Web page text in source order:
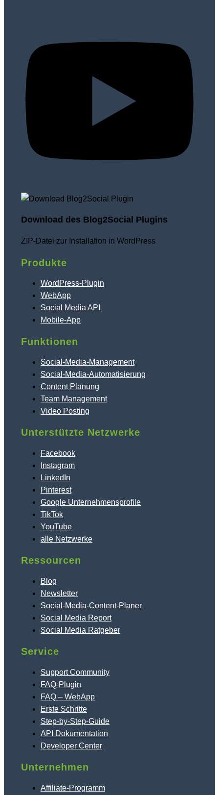
Download des Blog2Social Plugins
ZIP-Datei zur Installation in WordPress
Produkte
WordPress-Plugin
WebApp
Social Media API
Mobile-App
Funktionen
Social-Media-Management
Social-Media-Automatisierung
Content Planung
Team Management
Video Posting
Unterstützte Netzwerke
Facebook
Instagram
LinkedIn
Pinterest
Google Unternehmensprofile
TikTok
YouTube
alle Netzwerke
Ressourcen
Blog
Newsletter
Social-Media-Content-Planer
Social Media Report
Social Media Ratgeber
Service
Support Community
FAQ-Plugin
FAQ – WebApp
Erste Schritte
Step-by-Step-Guide
API Dokumentation
Developer Center
Unternehmen
Affiliate-Programm